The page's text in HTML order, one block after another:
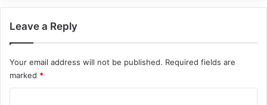
Leave a Reply
Your email address will not be published. Required fields are
marked *